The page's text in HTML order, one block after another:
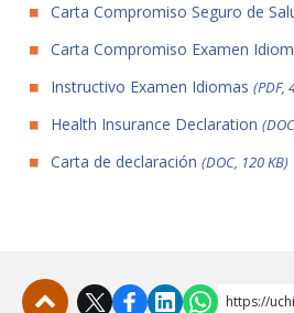
Carta Compromiso Seguro de
Carta Compromiso Examen
Instructivo Examen Idiomas (PDF,
Health Insurance Declaration
Carta de declaración (DOC, 120 KB)
https://